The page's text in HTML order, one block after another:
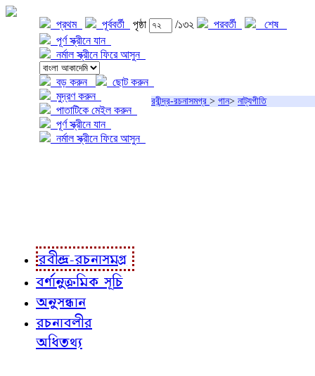
প্রথম পূর্ববর্তী পৃষ্ঠা /১৩২ পরবর্তী
শেষ
পূর্ণ স্ক্রীনে যান
নর্মাল স্ক্রীনে ফিরে আসুন
বড় করুন
ছোট করুন
মুদ্রণ করুন
পাতাটিকে মেইল করুন
পূর্ণ স্ক্রীনে যান
নর্মাল স্ক্রীনে ফিরে আসুন
রবীন্দ্র-রচনাসমগ্র > গান> নাট্যগীতি
রবীন্দ্র-রচনাসমগ্র
বর্ণানুক্রমিক সূচি
অনুসন্ধান
রচনাবলীর
অধিতথ্য